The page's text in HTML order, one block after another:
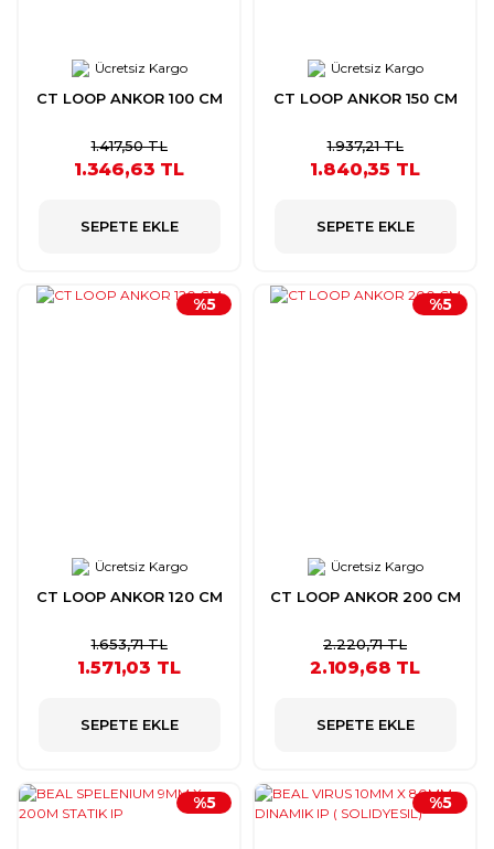
Ücretsiz Kargo
CT LOOP ANKOR 100 CM
1.417,50 TL
1.346,63 TL
SEPETE EKLE
Ücretsiz Kargo
CT LOOP ANKOR 150 CM
1.937,21 TL
1.840,35 TL
SEPETE EKLE
Ücretsiz Kargo
CT LOOP ANKOR 120 CM
%5
1.653,71 TL
1.571,03 TL
SEPETE EKLE
Ücretsiz Kargo
CT LOOP ANKOR 200 CM
%5
2.220,71 TL
2.109,68 TL
SEPETE EKLE
%5 %5